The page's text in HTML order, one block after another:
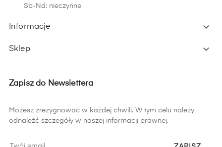
Sb-Nd: nieczynne
Informacje 
Sklep 
Zapisz do Newslettera
Możesz zrezygnować w każdej chwili. W tym celu należy
odnaleźć szczegóły w naszej informacji prawnej.